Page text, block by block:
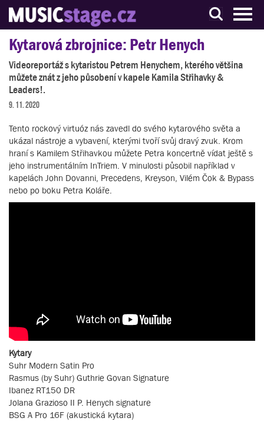
S muzikanty pro muzikanty
Kytarová zbrojnice: Petr Henych
Videoreportáž s kytaristou Petrem Henychem, kterého většina
můžete znát z jeho působení v kapele Kamila Střihavky &
Leaders!.
9. 11. 2020
Tento rockový virtuóz nás zavedl do svého kytarového světa a
ukázal nástroje a vybavení, kterými tvoří svůj dravý zvuk. Krom
hraní s Kamilem Střihavkou můžete Petra koncertně vídat ještě s
jeho instrumentálním InTriem. V minulosti působil například v
kapelách John Dovanni, Precedens, Kreyson, Vilém Čok & Bypass
nebo po boku Petra Koláře.
Kytary
Suhr Modern Satin Pro
Rasmus (by Suhr) Guthrie Govan Signature
Ibanez RT150 DR
Jolana Grazioso II P. Henych signature
BSG A Pro 16F (akustická kytara)